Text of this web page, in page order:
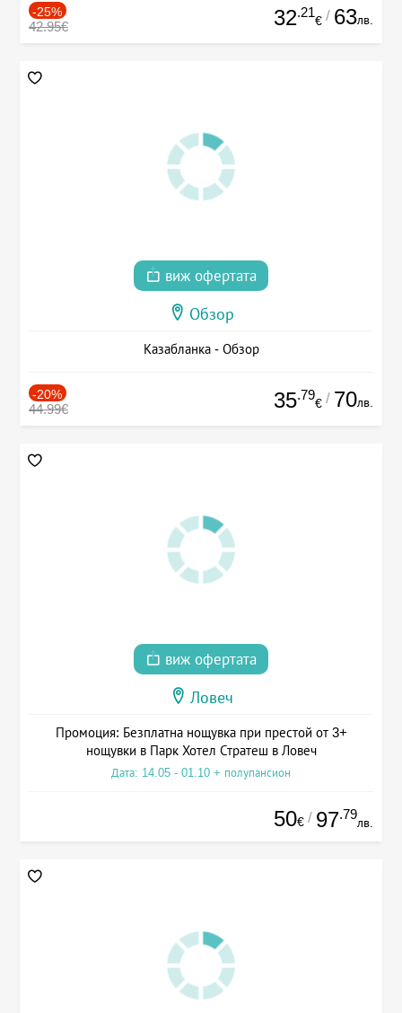
-25%
42.95€ 32.21
€ / 63лв.
виж офертата
Обзор
Казабланка - Обзор
-20%
44.99€ 35.79
€ / 70лв.
виж офертата
Ловеч
Промоция: Безплатна нощувка при престой от 3+
нощувки в Парк Хотел Стратеш в Ловеч
Дата: 14.05 - 01.10 + полупансион
50€ / 97.79
лв.